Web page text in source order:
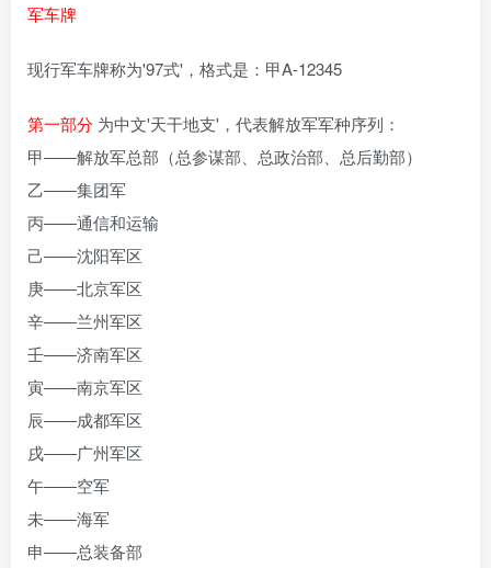
军车牌
现行军车牌称为'97式'，格式是：甲A-12345
第一部分 为中文'天干地支'，代表解放军军种序列：
甲――解放军总部（总参谋部、总政治部、总后勤部）
乙――集团军
丙――通信和运输
己――沈阳军区
庚――北京军区
辛――兰州军区
壬――济南军区
寅――南京军区
辰――成都军区
戌――广州军区
午――空军
未――海军
申――总装备部